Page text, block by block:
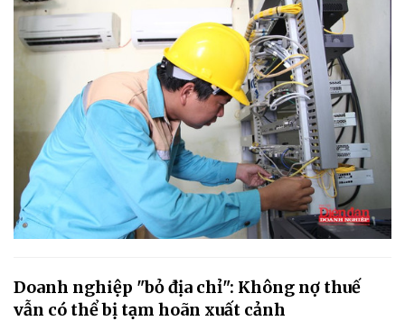
Doanh nghiệp "bỏ địa chỉ": Không nợ thuế
vẫn có thể bị tạm hoãn xuất cảnh